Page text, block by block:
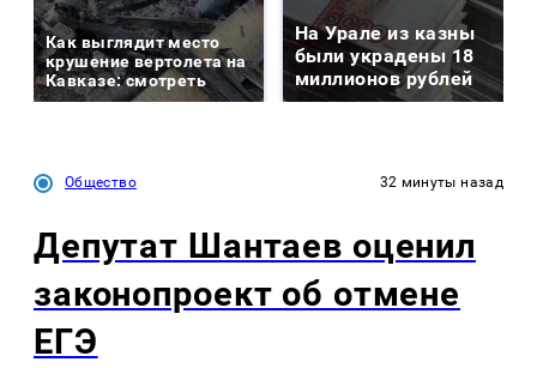
Как выглядит место
крушение вертолета на
Кавказе: смотреть
На Урале из казны
были украдены 18
миллионов рублей
Общество 32 минуты назад
Депутат Шантаев оценил
законопроект об отмене
ЕГЭ